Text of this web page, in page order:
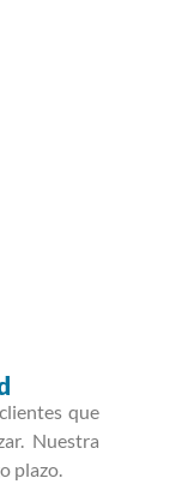
que
Nuestra
plazo.